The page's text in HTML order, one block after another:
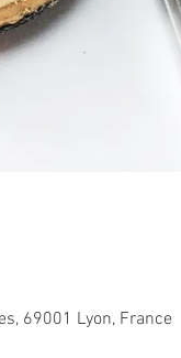
69001 Lyon, France